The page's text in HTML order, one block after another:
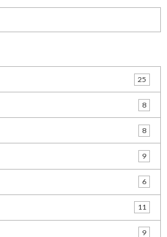
25
8
8
9
6
11
9